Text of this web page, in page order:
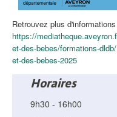
Retrouvez plus
https://
et-des-bebes/formations-
et-des-bebes-2025
Horaires
9h30 - 16h00